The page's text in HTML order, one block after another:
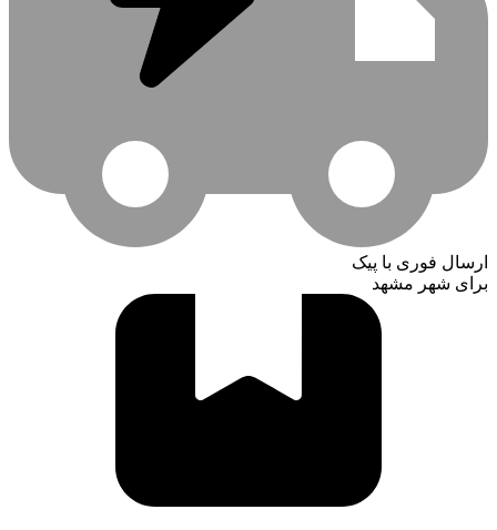
ارسال فوری با پیک
برای شهر مشهد